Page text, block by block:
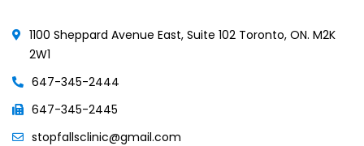
1100 Sheppard Avenue East, Suite 102 Toronto, ON. M2K
2W1
647-345-2444
647-345-2445
stopfallsclinic@gmail.com